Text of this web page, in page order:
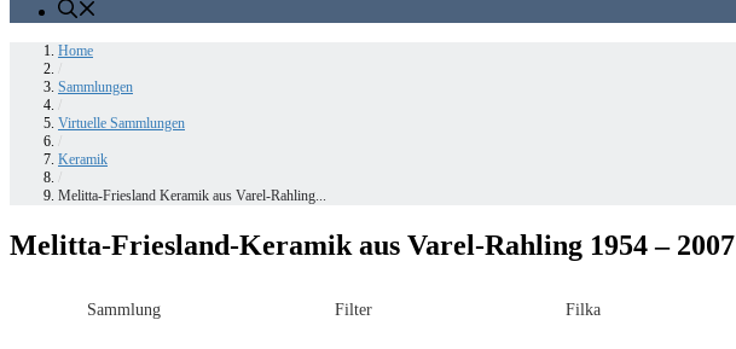
Home
Sammlungen
Virtuelle Sammlungen
Keramik
Melitta-Friesland Keramik aus Varel-Rahling...
Melitta-Friesland-Keramik aus Varel-Rahling 1954 – 2007
Sammlung Filter Filka